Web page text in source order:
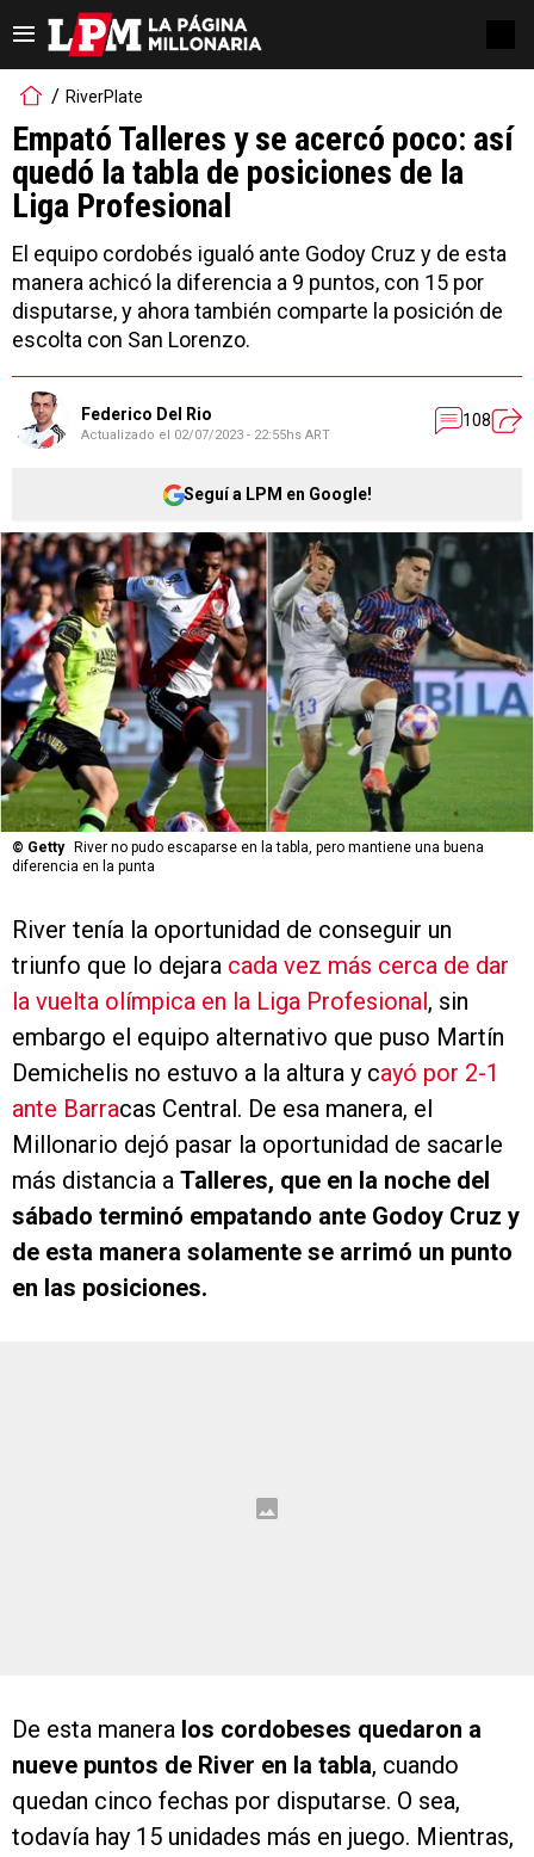
RiverPlate
Empató Talleres y se acercó poco: así
quedó la tabla de posiciones de la
Liga Profesional
El equipo cordobés igualó ante Godoy Cruz y de esta
manera achicó la diferencia a 9 puntos, con 15 por
disputarse, y ahora también comparte la posición de
escolta con San Lorenzo.
Federico Del Rio
Actualizado el 02/07/2023 - 22:55hs ART
108
Seguí a LPM en Google!
© Getty
River no pudo escaparse en la tabla, pero mantiene una buena
diferencia en la punta
River tenía la oportunidad de conseguir un
triunfo que lo dejara cada vez más cerca de dar
la vuelta olímpica en la Liga Profesional , sin
embargo el equipo alternativo que puso Martín
Demichelis no estuvo a la altura y cayó por 2-1
ante Barracas Central. De esa manera, el
Millonario dejó pasar la oportunidad de sacarle
más distancia a Talleres, que en la noche del
sábado terminó empatando ante Godoy Cruz y
de esta manera solamente se arrimó un punto
en las posiciones.
De esta manera los cordobeses quedaron a
nueve puntos de River en la tabla, cuando
quedan cinco fechas por disputarse. O sea,
todavía hay 15 unidades más en juego. Mientras,